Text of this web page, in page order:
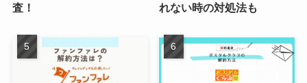
査！
れない時の対処法も